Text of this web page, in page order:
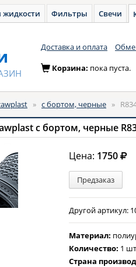
жидкости Фильтры Свечи
Доставка и оплата
Корзина: пока пуста.
» с бортом, черные »
с бортом, черные
Цена: 1750
Предзаказ
Другой артикул:
Материал:
Количество: 1
Страна